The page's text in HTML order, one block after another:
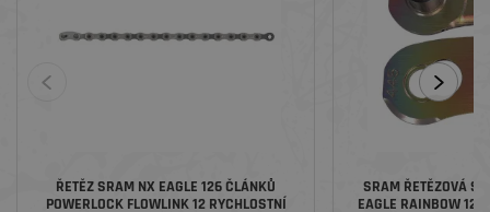
ŘETĚZ SRAM NX EAGLE 126 ČLÁNKŮ
POWERLOCK FLOWLINK 12 RYCHLOSTNÍ
SRAM ŘETĚZOVÁ
EAGLE RAINBOW 12